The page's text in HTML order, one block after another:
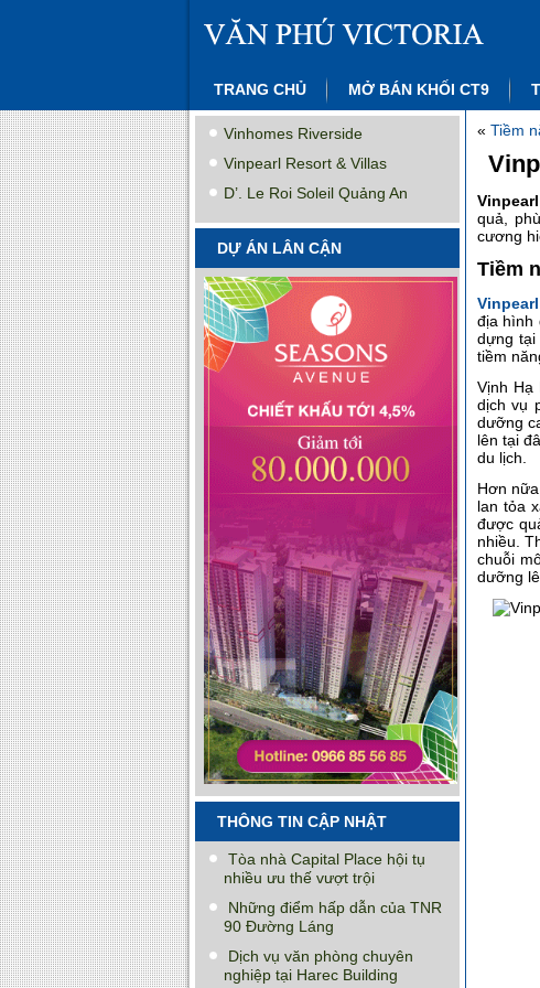
TRANG CHỦ MỞ BÁN KHỐI CT9
Vinhomes Riverside
Vinpearl Resort & Villas
D’. Le Roi Soleil Quảng An
DỰ ÁN LÂN CẬN
THÔNG TIN CẬP NHẬT
Tòa nhà Capital Place hội tụ
nhiều ưu thế vượt trội
Những điểm hấp dẫn của TNR
90 Đường Láng
Dịch vụ văn phòng chuyên
nghiệp tại Harec Building
« Tiềm
quả,
cương
Tiềm
địa hình
dựng
tiềm
Vịnh Hạ
dịch vụ
dưỡng
lên tại
du lịch.
Hơn
lan tỏa
được
nhiều.
chuỗi
dưỡng